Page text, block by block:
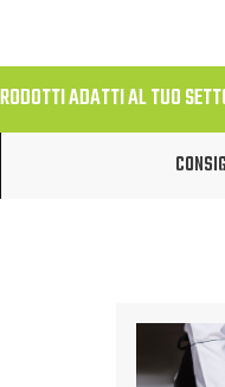
ADATTI AL TUO